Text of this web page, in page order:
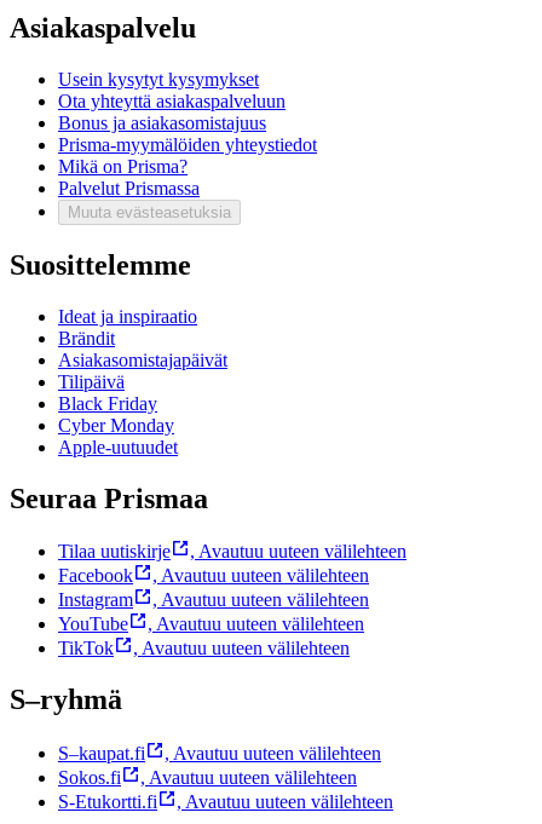
Asiakaspalvelu
Usein kysytyt kysymykset
Ota yhteyttä asiakaspalveluun
Bonus ja asiakasomistajuus
Prisma-myymälöiden yhteystiedot
Mikä on Prisma?
Palvelut Prismassa
Muuta evästeasetuksia
Suosittelemme
Ideat ja inspiraatio
Brändit
Asiakasomistajapäivät
Tilipäivä
Black Friday
Cyber Monday
Apple-uutuudet
Seuraa Prismaa
Tilaa uutiskirje , Avautuu uuteen välilehteen
Facebook
, Avautuu uuteen välilehteen
Instagram
, Avautuu uuteen välilehteen
YouTube
, Avautuu uuteen välilehteen
TikTok
, Avautuu uuteen välilehteen
S–ryhmä
S–kaupat.fi , Avautuu uuteen välilehteen
Sokos.fi
, Avautuu uuteen välilehteen
S-Etukortti.fi
, Avautuu uuteen välilehteen